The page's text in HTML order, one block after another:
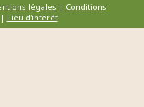
légales | Conditions
Lieu d'intérêt